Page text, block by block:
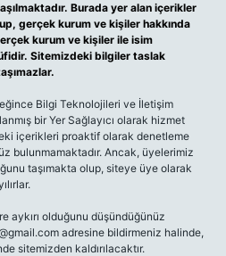
Burada yer alan içerikler
gerçek kurum ve kişiler hakkında
kurum ve kişiler ile isim
Sitemizdeki bilgiler taslak
Bilgi Teknolojileri ve İletişim
bir Yer Sağlayıcı olarak hizmet
içerikleri proaktif olarak denetleme
bulunmamaktadır. Ancak, üyelerimiz
taşımakta olup, siteye üye olarak
aykırı olduğunu düşündüğünüz
adresine bildirmeniz halinde,
sitemizden kaldırılacaktır.